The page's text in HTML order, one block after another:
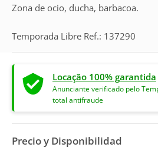
Zona de ocio, ducha, barbacoa.
Temporada Libre Ref.: 137290
Locação 100% garantida
Anunciante verificado pelo
total antifraude
Precio y Disponibilidad